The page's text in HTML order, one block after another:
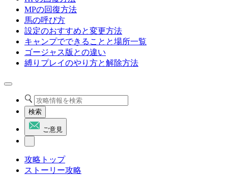
MPの回復方法
馬の呼び方
設定のおすすめと変更方法
キャンプでできることと場所一覧
ゴージャス版との違い
縛りプレイのやり方と解除方法
検索
ご意見
攻略トップ
ストーリー攻略